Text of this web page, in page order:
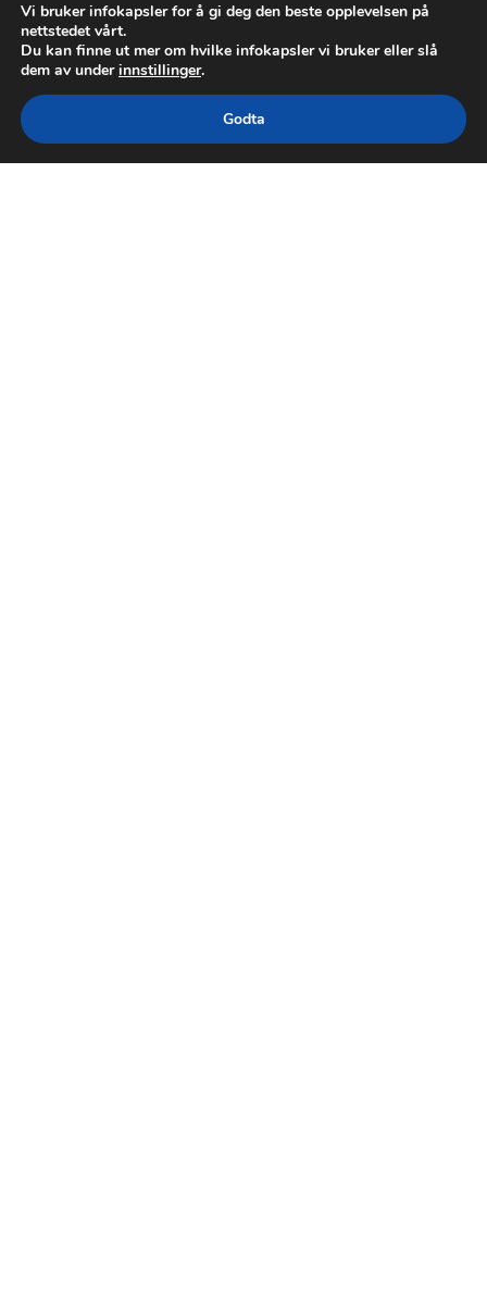
Vi bruker infokapsler for å gi deg den beste opplevelsen på
nettstedet vårt.
Du kan finne ut mer om hvilke infokapsler vi bruker eller slå
dem av underinnstillinger.
Godta